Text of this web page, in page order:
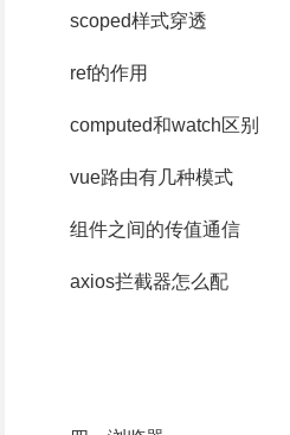
scoped样式穿透
ref的作用
computed和watch区别
vue路由有几种模式
组件之间的传值通信
axios拦截器怎么配